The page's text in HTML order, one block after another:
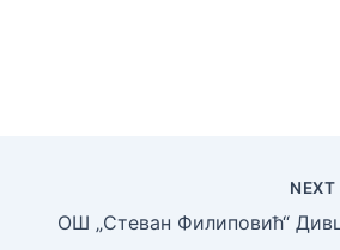
NEXT
ОШ „Стеван Филиповић“